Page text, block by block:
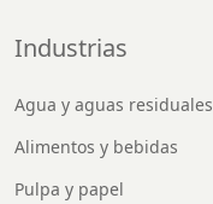
Industrias
Agua y aguas residuales
Alimentos y bebidas
Pulpa y papel